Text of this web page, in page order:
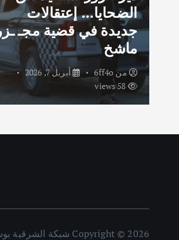
الضحايا… إعتقالات
جديدة في قضية مجـ
ماشخ
من 6ff4o
أبريل 7, 2026
Copyright © 2026 شبكة الشرقية بوست | Powered by